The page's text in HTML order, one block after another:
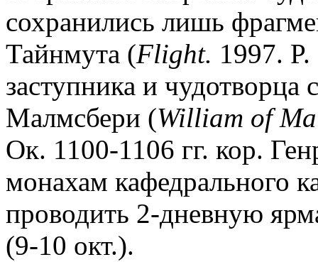
сохранились лишь
Тайнмута (Flight. 1997.
заступника и
Малмсбери (William of
Ок. 1100-1106 гг. кор.
монахам кафедрального
проводить 2-дневную
(9-10 окт.).